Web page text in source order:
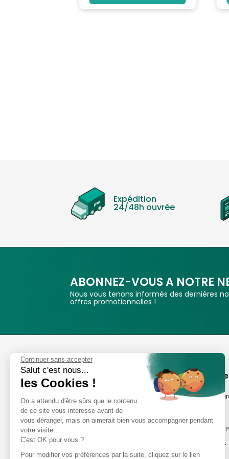
MARQUE: CANONExpédition
24/48h ouvrée
ABONNEZ-VOUS A NOTRE
Nous vous tenons informés des dernières
offres promotionnelles !
Phox
Spécialiste de l'image
Suivez-nous
Avis clients
8,2/10 Avis vérifiés
A propos
Notre savoir-
Nos magasins
Notre newsletter
Continuer sans accepter
Salut c'est nous...
les Cookies !
On a attendu d'être sûrs que le contenu
de ce site vous intéresse avant de
vous déranger, mais on aimerait bien vous accompagner pendant
votre visite...
C'est OK pour vous ?
Pour modifier vos préférences par la suite, cliquez sur le lien